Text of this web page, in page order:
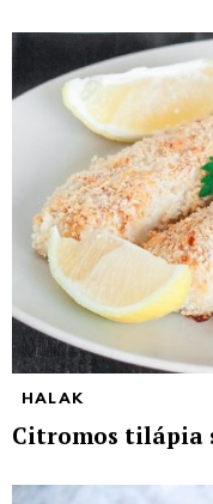
HALAK
Citromos tilápia